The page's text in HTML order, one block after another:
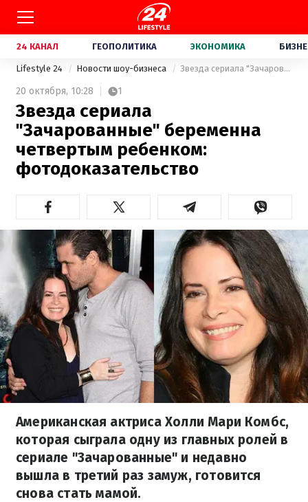
24 КАНАЛ ГЕОПОЛИТИКА ЭКОНОМИКА
Lifestyle 24 Новости шоу-бизнеса Звезда сериала "Зачарованные" беременна четвертым ребенком: фотодоказательство
20 октября, 10:28 1
Звезда сериала
"Зачарованные" беременна
четвертым ребенком:
фотодоказательство
Американская актриса Холли Мари Комбс,
которая сыграла одну из главных ролей в
сериале "Зачарованные" и недавно
вышла в третий раз замуж, готовится
снова стать мамой.